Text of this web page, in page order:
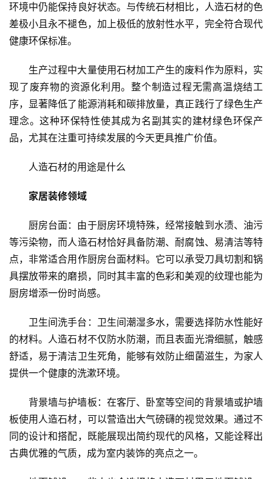
环境中仍能保持良好状态。与传统石材相比，人造石材的色
差极小且永不褪色，加上极低的放射性水平，完全符合现代
健康环保标准。
生产过程中大量使用石材加工产生的废料作为原料，实
现了废弃物的资源化利用。整个制造过程无需高温烧结工
序，显著降低了能源消耗和碳排放量，真正践行了绿色生产
理念。这种环保特性使其成为名副其实的建材绿色环保产
品，尤其在注重可持续发展的今天更具推广价值。
人造石材的用途是什么
家居装修领域
厨房台面：由于厨房环境特殊，经常接触到水渍、油污
等污染物，而人造石材恰好具备防潮、耐腐蚀、易清洁等特
点，非常适合用作厨房台面材料。它可以承受刀具切割和锅
具摆放带来的磨损，同时其丰富的色彩和美观的纹理也能为
厨房增添一份时尚感。
卫生间洗手台：卫生间潮湿多水，需要选择防水性能好
的材料。人造石材不仅防水防潮，而且表面光滑细腻，触感
舒适，易于清洁卫生死角，能够有效防止细菌滋生，为家人
提供一个健康的洗漱环境。
背景墙与护墙板：在客厅、卧室等空间的背景墙或护墙
板使用人造石材，可以营造出大气磅礴的视觉效果。通过不
同的设计和搭配，既能展现出简约现代的风格，又能诠释出
古典优雅的气质，成为室内装饰的亮点之一。